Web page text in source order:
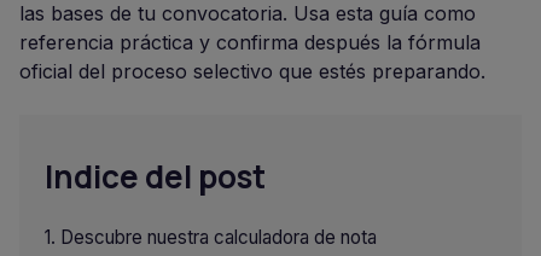
las bases de tu convocatoria. Usa esta guía como
referencia práctica y confirma después la fórmula
oficial del proceso selectivo que estés preparando.
Indice del post
Descubre nuestra calculadora de nota